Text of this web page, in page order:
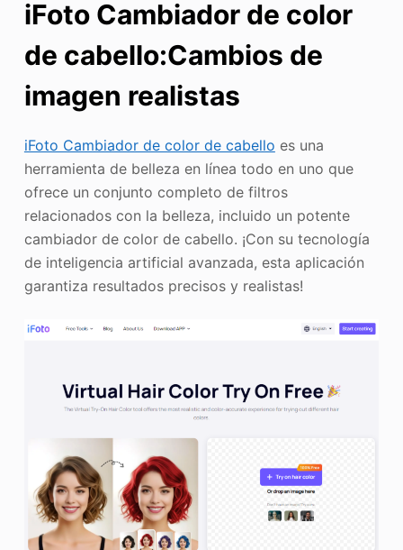
iFoto Cambiador de color
de cabello:Cambios de
imagen realistas
iFoto Cambiador de color de cabello es una
herramienta de belleza en línea todo en uno que
ofrece un conjunto completo de filtros
relacionados con la belleza, incluido un potente
cambiador de color de cabello. ¡Con su tecnología
de inteligencia artificial avanzada, esta aplicación
garantiza resultados precisos y realistas!